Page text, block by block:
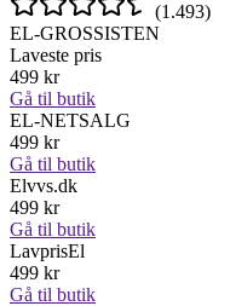
(1.493)
EL-GROSSISTEN
Laveste pris
499 kr
Gå til butik
EL-NETSALG
499 kr
Gå til butik
Elvvs.dk
499 kr
Gå til butik
LavprisEl
499 kr
Gå til butik